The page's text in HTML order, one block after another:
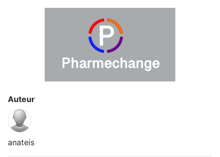
Auteur
anateis